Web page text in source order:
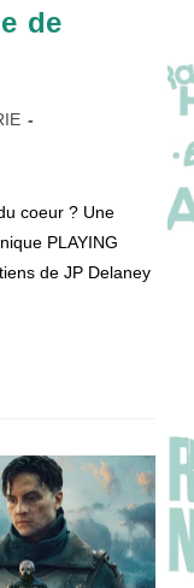
de
coeur ? Une
PLAYING
de JP Delaney